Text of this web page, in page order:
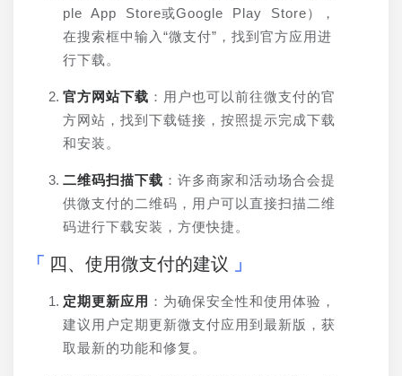
ple App Store或Google Play Store），
在搜索框中输入“微支付”，找到官方应用进
行下载。
官方网站下载 ：用户也可以前往微支付的官
方网站，找到下载链接，按照提示完成下载
和安装。
二维码扫描下载 ：许多商家和活动场合会提
供微支付的二维码，用户可以直接扫描二维
码进行下载安装，方便快捷。
四、使用微支付的建议
定期更新应用 ：为确保安全性和使用体验，
建议用户定期更新微支付应用到最新版，获
取最新的功能和修复。